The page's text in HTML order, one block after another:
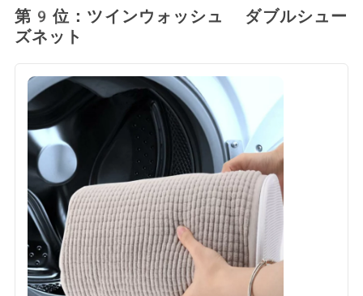
第9位：ツインウォッシュ ダブルシュー
ズネット